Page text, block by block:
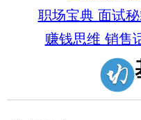
职场宝典 面试
赚钱思维 销售